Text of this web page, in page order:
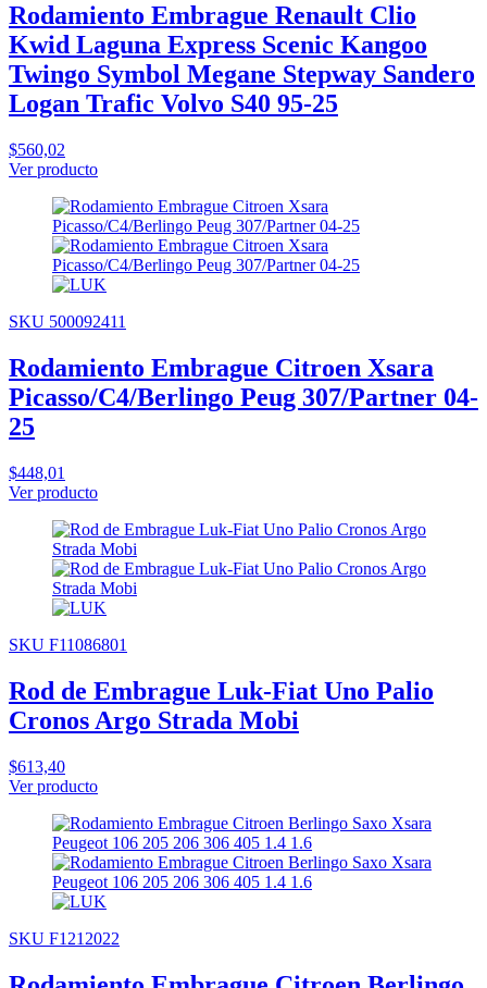
Rodamiento Embrague Renault Clio
Kwid Laguna Express Scenic Kangoo
Twingo Symbol Megane Stepway Sandero
Logan Trafic Volvo S40 95-25
$560,02
Ver producto
SKU 500092411
Rodamiento Embrague Citroen Xsara
Picasso/C4/Berlingo Peug 307/Partner 04-
25
$448,01
Ver producto
SKU F11086801
Rod de Embrague Luk-Fiat Uno Palio
Cronos Argo Strada Mobi
$613,40
Ver producto
SKU F1212022